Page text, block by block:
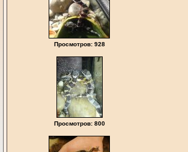
Просмотров: 928
Просмотров: 800